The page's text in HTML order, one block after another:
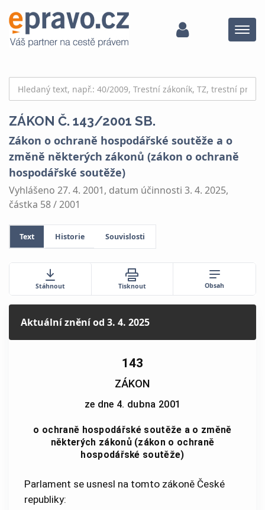
Menu
ZÁKON Č. 143/2001 SB.
Zákon o ochraně hospodářské soutěže a o
změně některých zákonů (zákon o ochraně
hospodářské soutěže)
Vyhlášeno 27. 4. 2001, datum účinnosti 3. 4. 2025,
částka 58 / 2001
Text Historie Souvislosti
Stáhnout Tisknout Obsah
Aktuální zněníod 3. 4. 2025
143
ZÁKON
ze dne 4. dubna 2001
o ochraně hospodářské soutěže a o změně
některých zákonů (zákon o ochraně
hospodářské soutěže)
Parlament se usnesl na tomto zákoně České
republiky: